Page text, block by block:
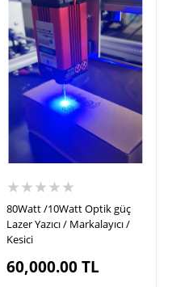
★★★★★
80Watt /10Watt Optik güç
Lazer Yazıcı / Markalayıcı /
Kesici
60,000.00TL